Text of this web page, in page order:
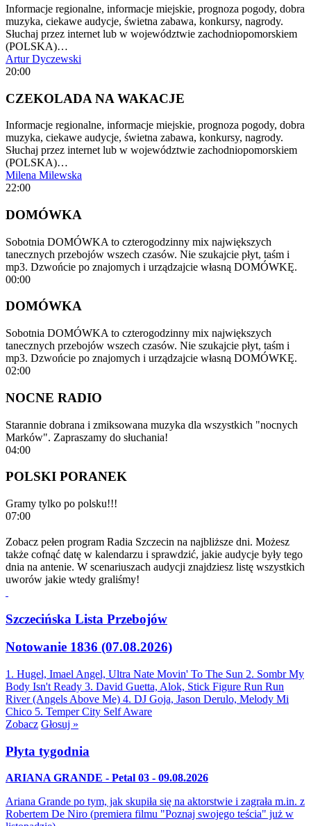
Informacje regionalne, informacje miejskie, prognoza pogody, dobra
muzyka, ciekawe audycje, świetna zabawa, konkursy, nagrody.
Słuchaj przez internet lub w województwie zachodniopomorskiem
(POLSKA)…
Artur Dyczewski
20:00
CZEKOLADA NA WAKACJE
Informacje regionalne, informacje miejskie, prognoza pogody, dobra
muzyka, ciekawe audycje, świetna zabawa, konkursy, nagrody.
Słuchaj przez internet lub w województwie zachodniopomorskiem
(POLSKA)…
Milena Milewska
22:00
DOMÓWKA
Sobotnia DOMÓWKA to czterogodzinny mix największych
tanecznych przebojów wszech czasów. Nie szukajcie płyt, taśm i
mp3. Dzwońcie po znajomych i urządzajcie własną DOMÓWKĘ.
00:00
DOMÓWKA
Sobotnia DOMÓWKA to czterogodzinny mix największych
tanecznych przebojów wszech czasów. Nie szukajcie płyt, taśm i
mp3. Dzwońcie po znajomych i urządzajcie własną DOMÓWKĘ.
02:00
NOCNE RADIO
Starannie dobrana i zmiksowana muzyka dla wszystkich "nocnych
Marków". Zapraszamy do słuchania!
04:00
POLSKI PORANEK
Gramy tylko po polsku!!!
07:00
Zobacz pełen program Radia Szczecin na najbliższe dni. Możesz
także cofnąć datę w kalendarzu i sprawdzić, jakie audycje były tego
dnia na antenie. W scenariuszach audycji znajdziesz listę wszystkich
uworów jakie wtedy graliśmy!
Szczecińska Lista Przebojów
Notowanie 1836 (07.08.2026)
1. Hugel, Imael Angel, Ultra Nate Movin' To The Sun 2. Sombr My
Body Isn't Ready 3. David Guetta, Alok, Stick Figure Run Run
River (Angels Above Me) 4. DJ Goja, Jason Derulo, Melody Mi
Chico 5. Temper City Self Aware
Zobacz Głosuj »
Płyta tygodnia
ARIANA GRANDE - Petal 03 - 09.08.2026
Ariana Grande po tym, jak skupiła się na aktorstwie i zagrała m.in. z
Robertem De Niro (premiera filmu "Poznaj swojego teścia" już w